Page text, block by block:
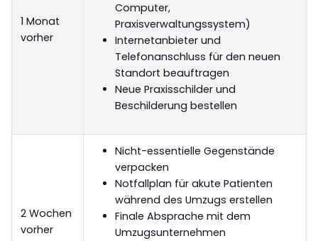
1 Monat
vorher
Computer,
Praxisverwaltungssystem)
Internetanbieter und
Telefonanschluss für den neuen
Standort beauftragen
Neue Praxisschilder und
Beschilderung bestellen
2 Wochen
vorher
Nicht-essentielle Gegenstände
verpacken
Notfallplan für akute Patienten
während des Umzugs erstellen
Finale Absprache mit dem
Umzugsunternehmen